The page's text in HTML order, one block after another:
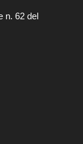
n. 62 del